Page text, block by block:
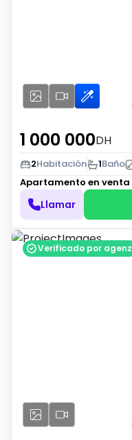
1 000 000DH
2Habitación 1Baño
Apartamento en venta
Llamar
Verificado por agenz